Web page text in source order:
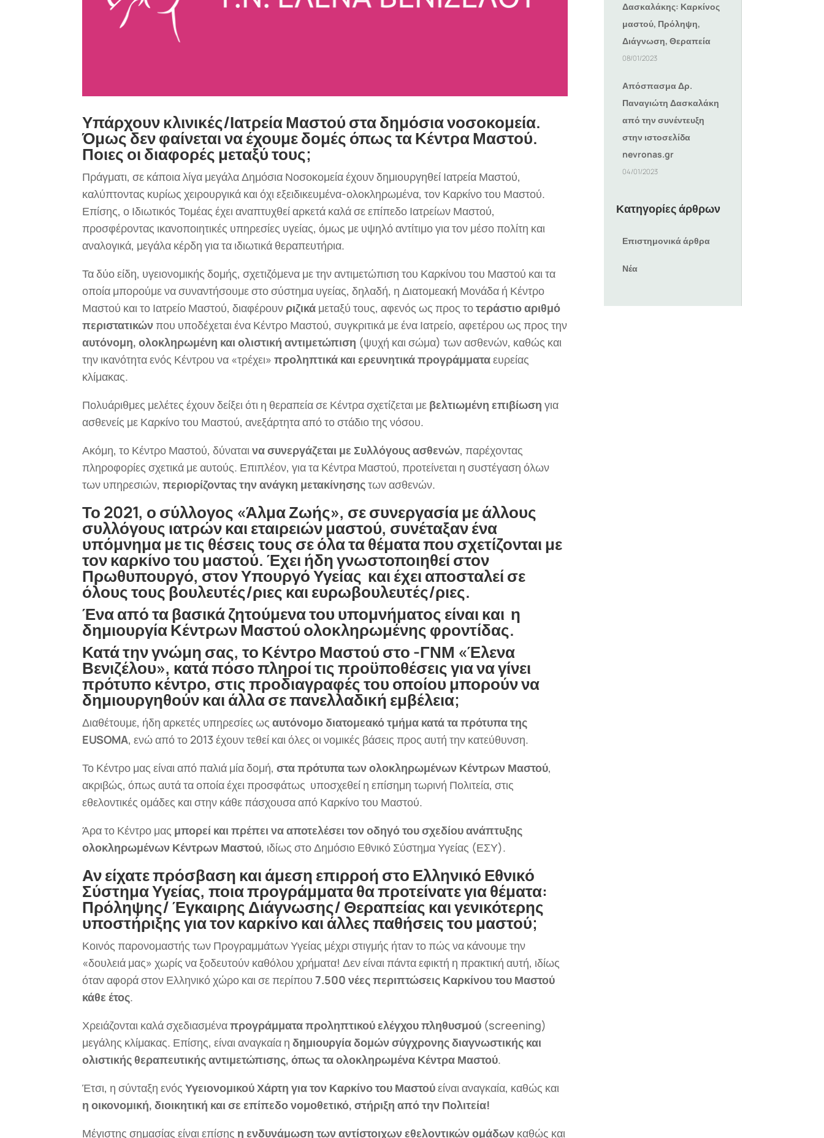
Υπάρχουν κλινικές/Ιατρεία Μαστού στα δημόσια νοσοκομεία.
Όμως δεν φαίνεται να έχουμε δομές όπως τα Κέντρα Μαστού.
Ποιες οι διαφορές μεταξύ τους;
Πράγματι, σε κάποια λίγα μεγάλα Δημόσια Νοσοκομεία έχουν δημιουργηθεί Ιατρεία Μαστού,
καλύπτοντας κυρίως χειρουργικά και όχι εξειδικευμένα-ολοκληρωμένα, τον Καρκίνο του Μαστού.
Επίσης, ο Ιδιωτικός Τομέας έχει αναπτυχθεί αρκετά καλά σε επίπεδο Ιατρείων Μαστού,
προσφέροντας ικανοποιητικές υπηρεσίες υγείας, όμως με υψηλό αντίτιμο για τον μέσο πολίτη και
αναλογικά, μεγάλα κέρδη για τα ιδιωτικά θεραπευτήρια.
Τα δύο είδη, υγειονομικής δομής, σχετιζόμενα με την αντιμετώπιση του Καρκίνου του Μαστού και τα
οποία μπορούμε να συναντήσουμε στο σύστημα υγείας, δηλαδή, η Διατομεακή Μονάδα ή Κέντρο
Μαστού και το Ιατρείο Μαστού, διαφέρουν ριζικά μεταξύ τους, αφενός ως προς τοτεράστιο αριθμό
περιστατικώνπου υποδέχεται ένα Κέντρο Μαστού, συγκριτικά με ένα Ιατρείο, αφετέρου ως προς την
αυτόνομη, ολοκληρωμένη και ολιστική αντιμετώπιση (ψυχή και σώμα) των ασθενών, καθώς και
την ικανότητα ενός Κέντρου να «τρέχει»προληπτικά και ερευνητικά προγράμματαευρείας
κλίμακας.
Πολυάριθμες μελέτες έχουν δείξει ότι η θεραπεία σε Κέντρα σχετίζεται με βελτιωμένη επιβίωση για
ασθενείς με Καρκίνο του Μαστού, ανεξάρτητα από το στάδιο της νόσου.
Ακόμη, το Κέντρο Μαστού, δύναταινα συνεργάζεται με Συλλόγους ασθενών, παρέχοντας
πληροφορίες σχετικά με αυτούς. Επιπλέον, για τα Κέντρα Μαστού, προτείνεται η συστέγαση όλων
των υπηρεσιών,περιορίζοντας την ανάγκη μετακίνησηςτων ασθενών.
Το 2021, ο σύλλογος «Άλμα Ζωής», σε συνεργασία με άλλους
συλλόγους ιατρών και εταιρειών μαστού, συνέταξαν ένα
υπόμνημα με τις θέσεις τους σε όλα τα θέματα που σχετίζονται με
τον καρκίνο του μαστού. Έχει ήδη γνωστοποιηθεί στον
Πρωθυπουργό, στον Υπουργό Υγείας και έχει αποσταλεί σε
όλους τους βουλευτές/ριες και ευρωβουλευτές/ριες.
Ένα από τα βασικά ζητούμενα του υπομνήματος είναι και η
δημιουργία Κέντρων Μαστού ολοκληρωμένης φροντίδας.
Κατά την γνώμη σας, το Κέντρο Μαστού στο -ΓΝΜ «Έλενα
Βενιζέλου», κατά πόσο πληροί τις προϋποθέσεις για να γίνει
πρότυπο κέντρο, στις προδιαγραφές του οποίου μπορούν να
δημιουργηθούν και άλλα σε πανελλαδική εμβέλεια;
Διαθέτουμε, ήδη αρκετές υπηρεσίες ωςαυτόνομο διατομεακό τμήμα κατά τα πρότυπα της
EUSOMA, ενώ από το 2013 έχουν τεθεί και όλες οι νομικές βάσεις προς αυτή την κατεύθυνση.
Το Κέντρο μας είναι από παλιά μία δομή,στα πρότυπα των ολοκληρωμένων Κέντρων Μαστού,
ακριβώς, όπως αυτά τα οποία έχει προσφάτως υποσχεθεί η επίσημη τωρινή Πολιτεία, στις
εθελοντικές ομάδες και στην κάθε πάσχουσα από Καρκίνο του Μαστού.
Άρα το Κέντρο μας μπορεί και πρέπει να αποτελέσει τον οδηγό του σχεδίου ανάπτυξης
ολοκληρωμένων Κέντρων Μαστού, ιδίως στο Δημόσιο Εθνικό Σύστημα Υγείας (ΕΣΥ).
Αν είχατε πρόσβαση και άμεση επιρροή στο Ελληνικό Εθνικό
Σύστημα Υγείας, ποια προγράμματα θα προτείνατε για θέματα:
Πρόληψης/ Έγκαιρης Διάγνωσης/ Θεραπείας και γενικότερης
υποστήριξης για τον καρκίνο και άλλες παθήσεις του μαστού;
Κοινός παρονομαστής των Προγραμμάτων Υγείας μέχρι στιγμής ήταν το πώς να κάνουμε την
«δουλειά μας» χωρίς να ξοδευτούν καθόλου χρήματα! Δεν είναι πάντα εφικτή η πρακτική αυτή, ιδίως
όταν αφορά στον Ελληνικό χώρο και σε περίπου7.500 νέες περιπτώσεις Καρκίνου του Μαστού
κάθε έτος.
Χρειάζονται καλά σχεδιασμέναπρογράμματα προληπτικού ελέγχου πληθυσμού (screening)
μεγάλης κλίμακας. Επίσης, είναι αναγκαία ηδημιουργία δομών σύγχρονης διαγνωστικής και
ολιστικής θεραπευτικής αντιμετώπισης, όπως τα ολοκληρωμένα Κέντρα Μαστού.
Έτσι, η σύνταξη ενόςΥγειονομικού Χάρτη για τον Καρκίνο του Μαστούείναι αναγκαία, καθώς και
η οικονομική, διοικητική και σε επίπεδο νομοθετικό, στήριξη από την Πολιτεία!
Μέγιστης σημασίας είναι επίσης η ενδυνάμωση των αντίστοιχων εθελοντικών ομάδων καθώς και
Δασκαλάκης: Καρκίνος
μαστού, Πρόληψη,
Διάγνωση, Θεραπεία
08/01/2023
Απόσπασμα Δρ.
Παναγιώτη Δασκαλάκη
από την συνέντευξη
στην ιστοσελίδα
nevronas.gr
04/01/2023
Κατηγορίες άρθρων
Επιστημονικά άρθρα
Νέα